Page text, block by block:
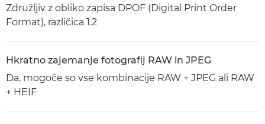
Združljiv z obliko zapisa DPOF (Digital Print Order
Format), različica 1.2
Hkratno zajemanje fotografij RAW in JPEG
Da, mogoče so vse kombinacije RAW + JPEG ali RAW
+ HEIF